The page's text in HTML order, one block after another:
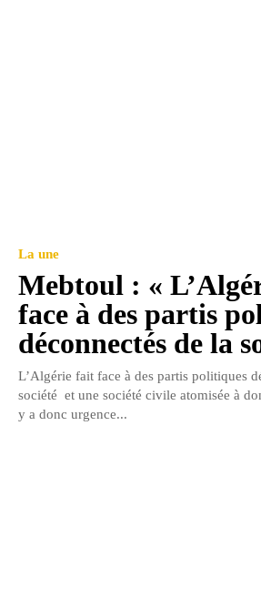
La une
Mebtoul : «
face à des partis
déconnectés de la
L’Algérie fait face à des partis politiques
société et une société civile atomisée à
y a donc urgence...